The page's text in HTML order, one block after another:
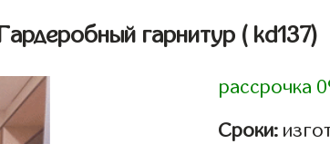
Гардеробный гарнитур ( kd137)
рассрочка
Сроки: